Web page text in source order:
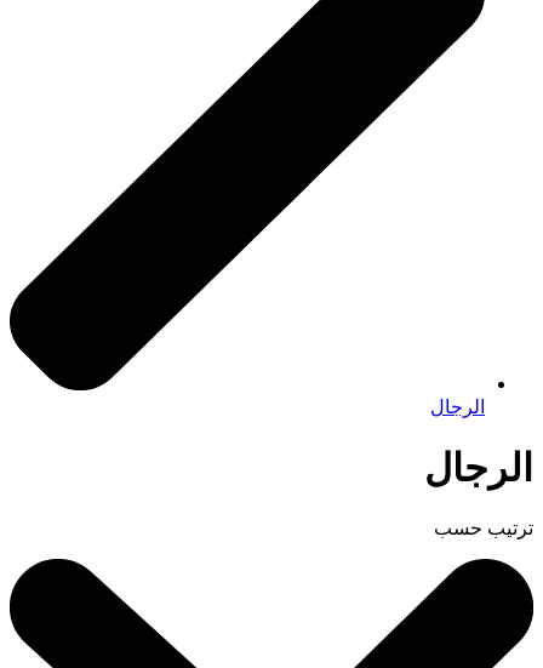
الرجال
الرجال
ترتيب حسب